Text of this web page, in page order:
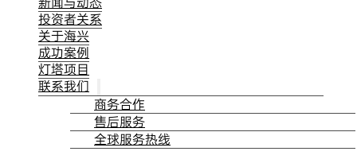
投资者关系
关于海兴
成功案例
灯塔项目
联系我们
商务合作
售后服务
全球服务热线